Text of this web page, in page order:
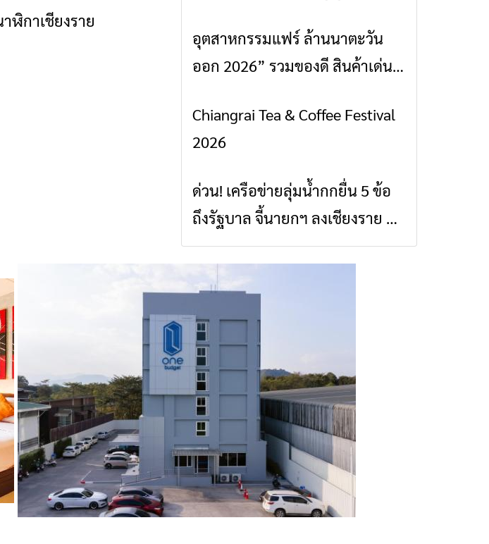
ฬิกาเชียงราย
ข่าวเชียงราย
อุตสาหกรรมแฟร์ ล้านนาตะวัน
ออก 2026” รวมของดี สินค้าเด่น
เชียงราย พะเยา แพร่ และน่าน
พร้อมชมคอนเสิร์ตจากศิลปินชื่อ
ข่าวเชียงราย
Chiangrai Tea & Coffee Festival
2026
ข่าวเชียงราย
ด่วน! เครือข่ายลุ่มน้ำกกยื่น 5 ข้อ
ถึงรัฐบาล จี้นายกฯ ลงเชียงราย แก้
วิกฤตสารปนเปื้อนต้นน้ำ